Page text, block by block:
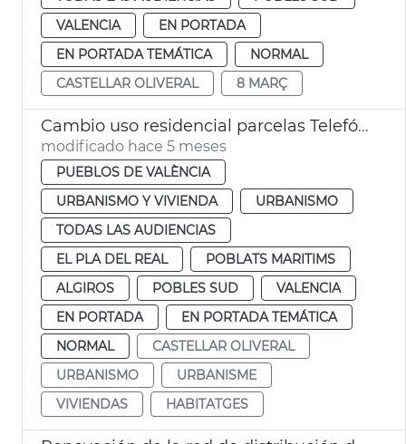
VALENCIA
EN PORTADA
EN PORTADA TEMÁTICA
NORMAL
CASTELLAR OLIVERAL
8 MARÇ
Cambio uso residencial parcelas Telefónica València
modificado hace 5 meses
PUEBLOS DE VALÈNCIA
URBANISMO Y VIVIENDA
URBANISMO
TODAS LAS AUDIENCIAS
EL PLA DEL REAL
POBLATS MARITIMS
ALGIROS
POBLES SUD
VALENCIA
EN PORTADA
EN PORTADA TEMÁTICA
NORMAL
CASTELLAR OLIVERAL
URBANISMO
URBANISME
VIVIENDAS
HABITATGES